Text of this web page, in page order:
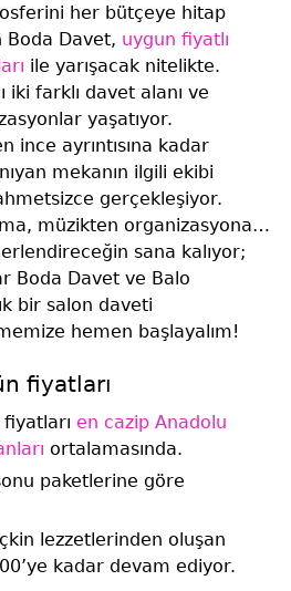
her bütçeye hitap
Boda Davet, uygun fiyatlı
ile yarışacak nitelikte.
iki farklı davet alanı ve
yaşatıyor.
ince ayrıntısına kadar
mekanın ilgili ekibi
gerçekleşiyor.
müzikten organizasyona…
sana kalıyor;
Boda Davet ve Balo
bir salon daveti
hemen başlayalım!
fiyatları
en cazip Anadolu
ortalamasında.
paketlerine göre
lezzetlerinden oluşan
kadar devam ediyor.